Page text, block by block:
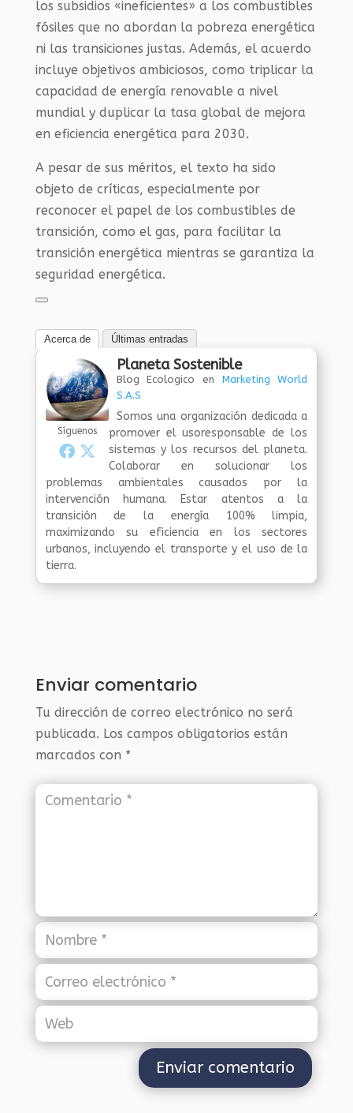
los subsidios «ineficientes» a los combustibles
fósiles que no abordan la pobreza energética
ni las transiciones justas. Además, el acuerdo
incluye objetivos ambiciosos, como triplicar la
capacidad de energía renovable a nivel
mundial y duplicar la tasa global de mejora
en eficiencia energética para 2030.
A pesar de sus méritos, el texto ha sido
objeto de críticas, especialmente por
reconocer el papel de los combustibles de
transición, como el gas, para facilitar la
transición energética mientras se garantiza la
seguridad energética.
Acerca de Últimas entradas
Síguenos
Planeta Sostenible
Blog Ecologico en Marketing World
S.A.S
Somos una organización dedicada a
promover el usoresponsable de los
sistemas y los recursos del planeta.
Colaborar en solucionar los
problemas ambientales causados por la
intervención humana. Estar atentos a la
transición de la energía 100% limpia,
maximizando su eficiencia en los sectores
urbanos, incluyendo el transporte y el uso de la
tierra.
Enviar comentario
Tu dirección de correo electrónico no será
publicada. Los campos obligatorios están
marcados con *